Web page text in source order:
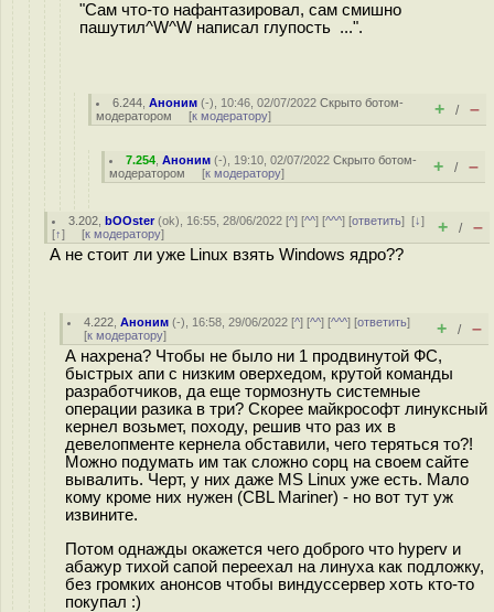
"Сам что-то нафантазировал, сам смишно
пашутил^W^W написал глупость ...".
6.244 ,Аноним (-), 10:46, 02/07/2022Скрыто ботом-
модератором [к модератору] + / –
7.254 ,Аноним (-), 19:10, 02/07/2022Скрыто ботом-
модератором [к модератору] + / –
3.202 ,bOOster(ok), 16:55, 28/06/2022 [^] [^^] [^^^] [ответить][↓]
[↑] [к модератору] + / –
А не стоит ли уже Linux взять Windows ядро??
4.222 ,Аноним (-), 16:58, 29/06/2022 [^] [^^] [^^^] [ответить]
[к модератору] + / –
А нахрена? Чтобы не было ни 1 продвинутой ФС,
быстрых апи с низким оверхедом, крутой команды
разработчиков, да еще тормознуть системные
операции разика в три? Скорее майкрософт линуксный
кернел возьмет, походу, решив что раз их в
девелопменте кернела обставили, чего теряться то?!
Можно подумать им так сложно сорц на своем сайте
вывалить. Черт, у них даже MS Linux уже есть. Мало
кому кроме них нужен (CBL Mariner) - но вот тут уж
извините.
Потом однажды окажется чего доброго что hyperv и
абажур тихой сапой переехал на линуха как подложку,
без громких анонсов чтобы виндуссервер хоть кто-то
покупал :)